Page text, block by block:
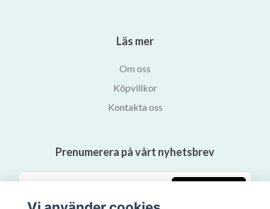
Läs mer
Om oss
Köpvillkor
Kontakta oss
Prenumerera på vårt nyhetsbrev